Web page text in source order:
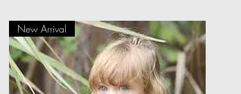
New Arrival